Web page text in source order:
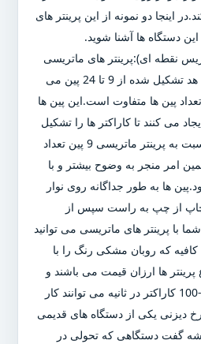
اینجا دو نمونه از این پرینتر های
این دستگاه ها آشنا شوید.
نقطه ای):پرینتر های ماتریسی
دارای یک هد می باشند که این هد تشکیل شده از 9 تا 24 پین می
پین ها متفاوت است.این پین ها
می کنند تا کاراکتر ها را تشکیل
دهند.پرینتر ماتریسی 24 پین نسبت به پرینتر ماتریسی 9 پین تعداد
امر منجر به وضوح بیشتر و با
ها به طور جداگانه روی نوار
چاپ از چپ به راست سپس از
پرینتر های ماتریسی می توانید
که روبان مشکی رنگ را با
ها ارزان قیمت می باشند و
به طور معمول با سرعت 600-100 کاراکتر در ثانیه می توانند کار
دیزنی یکی از دستگاه های قدیمی
گفت دستگاهی که تحولی در